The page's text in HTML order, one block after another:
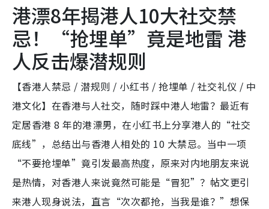
港漂8年揭港人10大社交禁
忌！“抢埋单”竟是地雷 港
人反击爆潜规则
【香港人禁忌 / 潜规则 / 小红书 / 抢埋单 / 社交礼仪 / 中
港文化】在香港与人社交，随时踩中港人地雷？最近有
定居香港 8 年的港漂男，在小红书上分享港人的“社交
底线”，总结出与香港人相处的 10 大禁忌。当中一项
“不要抢埋单”竟引发最高热度，原来对内地朋友来说
是热情，对香港人来说竟然可能是“冒犯”？帖文更引
来港人现身说法，直言“次次都抢，当我是谁？”想保